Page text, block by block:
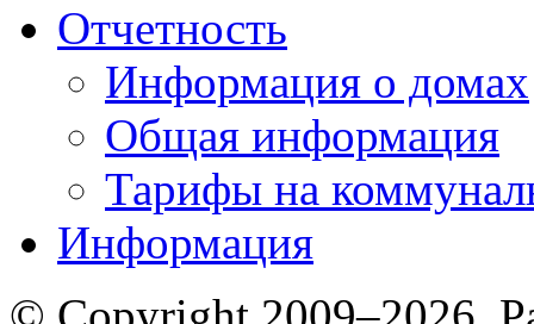
Отчетность
Информация о домах
Общая информация
Тарифы на
Информация